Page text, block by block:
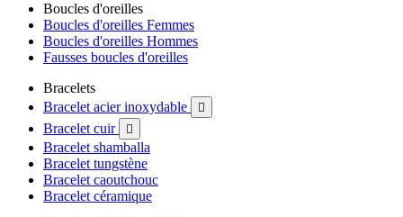
Boucles d'oreilles
Boucles d'oreilles Femmes
Boucles d'oreilles Hommes
Fausses boucles d'oreilles
Bracelets
Bracelet acier inoxydable

Bracelet cuir 
Bracelet shamballa
Bracelet tungstène
Bracelet caoutchouc
Bracelet céramique